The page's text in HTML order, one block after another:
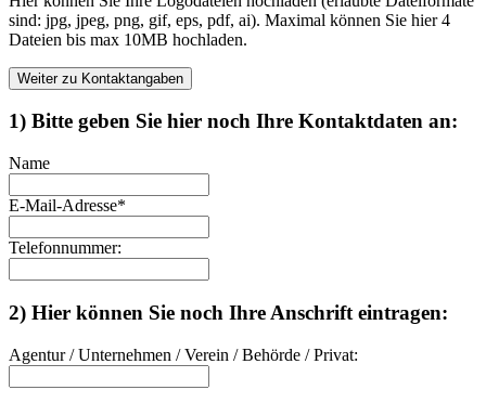
sind: jpg, jpeg, png, gif, eps, pdf, ai). Maximal können Sie hier 4
Dateien bis max 10MB hochladen.
Weiter zu Kontaktangaben
1) Bitte geben Sie hier noch Ihre Kontaktdaten an:
Name
E-Mail-Adresse*
Telefonnummer:
2) Hier können Sie noch Ihre Anschrift eintragen:
Agentur / Unternehmen / Verein / Behörde / Privat: